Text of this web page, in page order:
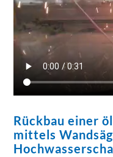
Rückbau einer
mittels